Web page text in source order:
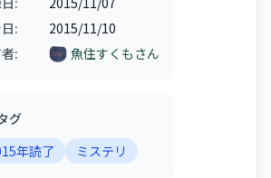
:
2015/11/10
:
魚住すくもさん
グ
年読了
ミステリ